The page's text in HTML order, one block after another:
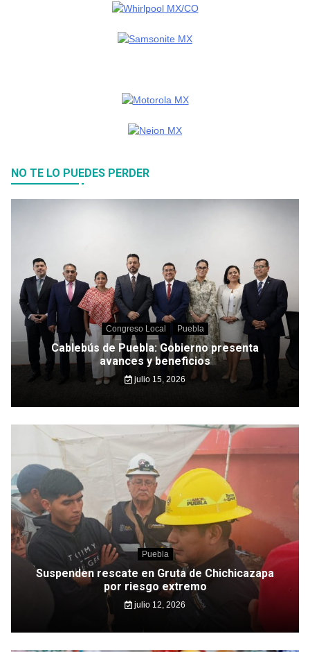
NO TE LO PUEDES PERDER
Congreso Local Puebla
Cablebús de Puebla: Gobierno presenta
avances y beneficios
julio 15, 2026
Puebla
Suspenden rescate en Gruta de Chichicazapa
por riesgo extremo
julio 12, 2026